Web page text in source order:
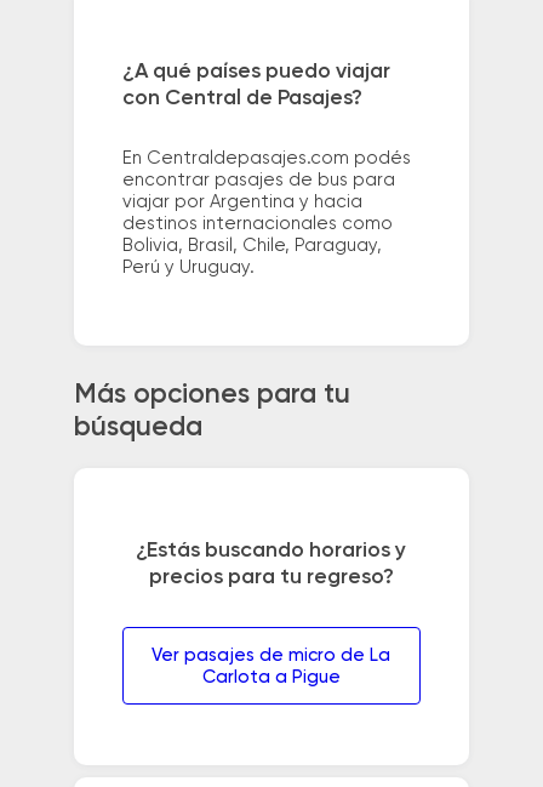
¿A qué países puedo viajar
con Central de Pasajes?
En Centraldepasajes.com podés
encontrar pasajes de bus para
viajar por Argentina y hacia
destinos internacionales como
Bolivia, Brasil, Chile, Paraguay,
Perú y Uruguay.
Más opciones para tu
búsqueda
¿Estás buscando horarios y
precios para tu regreso?
Ver pasajes de micro de La
Carlota a Pigue